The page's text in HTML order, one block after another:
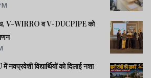
V-WIRRO व V-DUCPIPE को
विद्यार्थियों को दिलाई नशा